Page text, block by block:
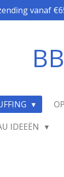
vanaf
IDEEËN